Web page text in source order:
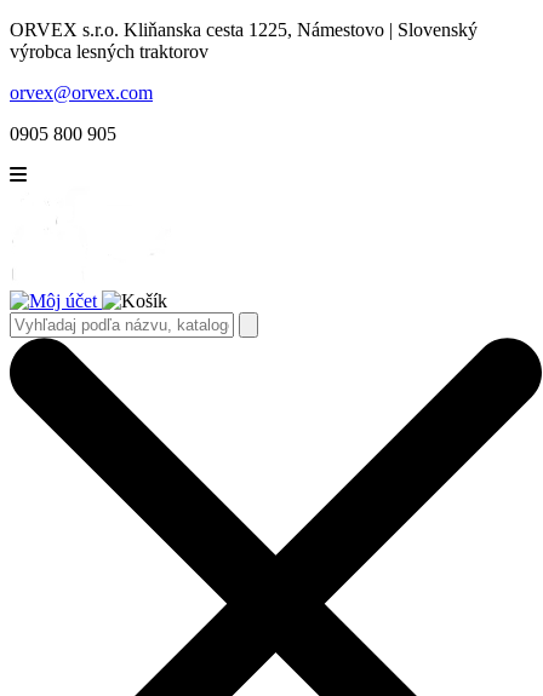
ORVEX s.r.o. Kliňanska cesta 1225, Námestovo | Slovenský
výrobca lesných traktorov
orvex@orvex.com
0905 800 905